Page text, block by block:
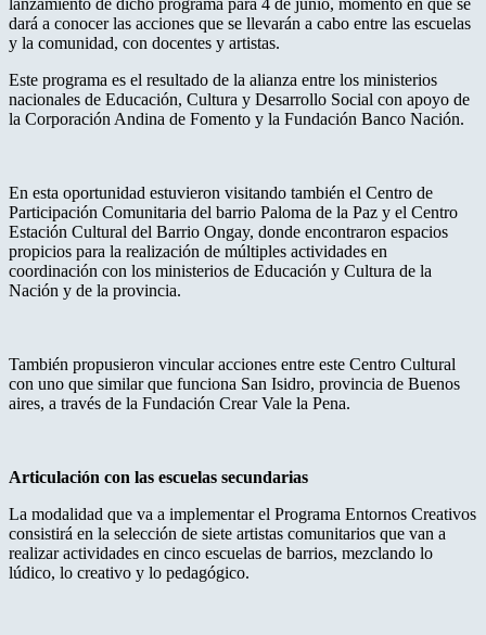
dará a conocer las acciones que se llevarán a cabo entre las escuelas
y la comunidad, con docentes y artistas.
Este programa es el resultado de la alianza entre los ministerios
nacionales de Educación, Cultura y Desarrollo Social con apoyo de
la Corporación Andina de Fomento y la Fundación Banco Nación.
En esta oportunidad estuvieron visitando también el Centro de
Participación Comunitaria del barrio Paloma de la Paz y el Centro
Estación Cultural del Barrio Ongay, donde encontraron espacios
propicios para la realización de múltiples actividades en
coordinación con los ministerios de Educación y Cultura de la
Nación y de la provincia.
También propusieron vincular acciones entre este Centro Cultural
con uno que similar que funciona San Isidro, provincia de Buenos
aires, a través de la Fundación Crear Vale la Pena.
Articulación con las escuelas secundarias
La modalidad que va a implementar el Programa Entornos Creativos
consistirá en la selección de siete artistas comunitarios que van a
realizar actividades en cinco escuelas de barrios, mezclando lo
lúdico, lo creativo y lo pedagógico.